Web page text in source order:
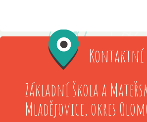
Kontaktní
Základní škola a
Mladějovice, okres